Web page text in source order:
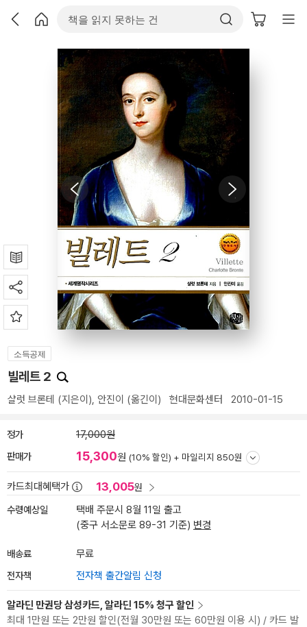
소득공제
빌레트 2
샬럿 브론테 (지은이), 안진이 (옮긴이)현대문화센터 2010-01-15
정가 17,000원
판매가 15,300원 (10% 할인) + 마일리지 850원
카드최대혜택가 13,005원
수령예상일
택배 주문시 8월 11일 출고
(중구 서소문로 89-31 기준) 변경
배송료 무료
전자책 전자책 출간알림 신청
알라딘 만권당 삼성카드, 알라딘 15% 청구 할인
최대 1만원 또는 2만원 할인(전월 30만원 또는 60만원 이용 시) / 카드 발